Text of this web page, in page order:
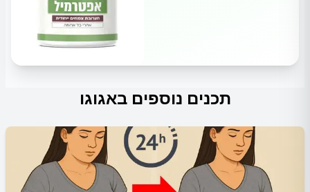
תכנים נוספים באגוגו